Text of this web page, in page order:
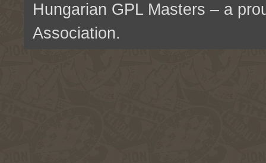
Hungarian GPL Masters – a
Association.